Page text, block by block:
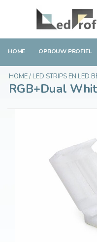
HOME OPBOUW PROFIEL
HOME/ LED STRIPS EN LED
RGB+Dual